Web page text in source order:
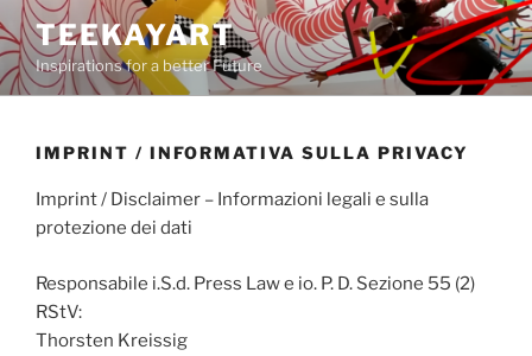
Salta
al
contenuto
TEEKAYART
Inspirations for a better Future
IMPRINT / INFORMATIVA SULLA PRIVACY
Imprint / Disclaimer – Informazioni legali e sulla
protezione dei dati
Responsabile i.S.d. Press Law e io. P. D. Sezione 55 (2)
RStV:
Thorsten Kreissig